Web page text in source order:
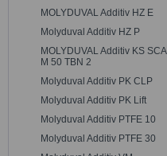
MOLYDUVAL Additiv HZ E
Molyduval Additiv HZ P
MOLYDUVAL Additiv KS SCA
M 50 TBN 2
Molyduval Additiv PK CLP
Molyduval Additiv PK Lift
Molyduval Additiv PTFE 10
Molyduval Additiv PTFE 30